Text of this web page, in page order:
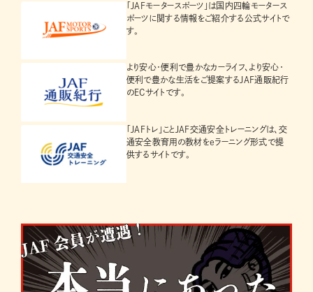
「JAFモータースポーツ」は国内四輪モータース
ポーツに関する情報をご紹介する公式サイトで
す。
より安心・便利で豊かなカーライフ、より安心・
便利で豊かな生活をご提案するJAF通販紀行
のECサイトです。
「JAFトレ」ことJAF交通安全トレーニングは、交
通安全教育用の教材をeラーニング形式で提
供するサイトです。